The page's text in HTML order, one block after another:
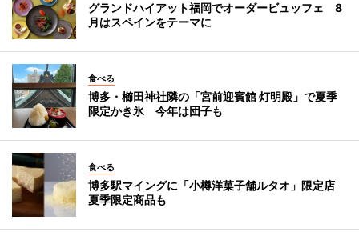
グランドハイアット福岡でオーダービュッフェ 8
月はスペインをテーマに
食べる
博多・櫛田神社隣の「宮前迎賓館 灯明殿」で夏季
限定かき氷 今年は団子も
食べる
博多駅マイングに「小樽洋菓子舗ルタオ」限定店
夏季限定商品も